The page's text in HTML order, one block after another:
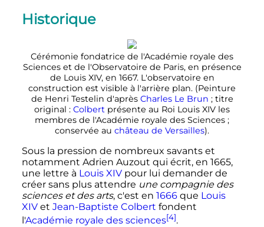
Historique
Cérémonie fondatrice de l'Académie royale des
Sciences et de l'Observatoire de Paris, en présence
de Louis XIV, en 1667. L'observatoire en
construction est visible à l'arrière plan. (Peinture
de Henri Testelin d'après Charles Le Brun ; titre
original : Colbert présente au Roi Louis XIV les
membres de l'Académie royale des Sciences ;
conservée au château de Versailles).
Sous la pression de nombreux savants et
notamment Adrien Auzout qui écrit, en 1665,
une lettre à Louis XIVpour lui demander de
créer sans plus attendre une compagnie des
sciences et des arts, c'est en 1666que Louis
XIVet Jean-Baptiste Colbert fondent
l'Académie royale des sciences[4].